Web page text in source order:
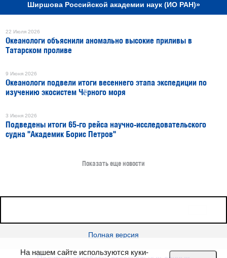
Ширшова Российской академии наук (ИО РАН)»
22 Июля 2026
Океанологи объяснили аномально высокие приливы в
Татарском проливе
9 Июня 2026
Океанологи подвели итоги весеннего этапа экспедиции по
изучению экосистем Чёрного моря
3 Июня 2026
Подведены итоги 65-го рейса научно-исследовательского
судна "Академик Борис Петров"
Показать еще новости
Полная версия
На нашем сайте используются куки-